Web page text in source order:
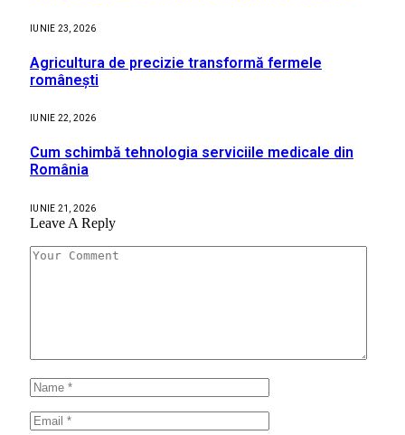
IUNIE 23, 2026
Agricultura de precizie transformă fermele
românești
IUNIE 22, 2026
Cum schimbă tehnologia serviciile medicale din
România
IUNIE 21, 2026
Leave A Reply